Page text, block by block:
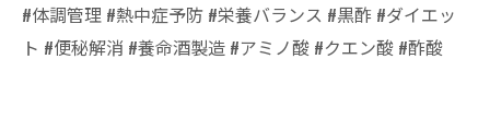
#体調管理 #熱中症予防 #栄養バランス #黒酢 #ダイエッ
ト #便秘解消 #養命酒製造 #アミノ酸 #クエン酸 #酢酸